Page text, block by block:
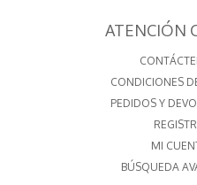
ATENCIÓN
CONDICIONES
PEDIDOS Y
MI
BÚSQUEDA